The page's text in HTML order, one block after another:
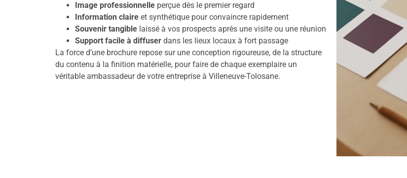
Image professionnelle perçue dès le premier regard
Information claire et synthétique pour convaincre rapidement
Souvenir tangible laissé à vos prospects après une visite ou une réunion
Support facile à diffuser dans les lieux locaux à fort passage
La force d’une brochure repose sur une conception rigoureuse, de la structure
du contenu à la finition matérielle, pour faire de chaque exemplaire un
véritable ambassadeur de votre entreprise à Villeneuve-Tolosane.